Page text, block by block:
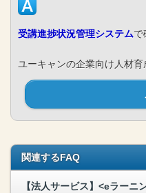
受講進捗状況管理システムで
ユーキャンの企業向け人材
関連するFAQ